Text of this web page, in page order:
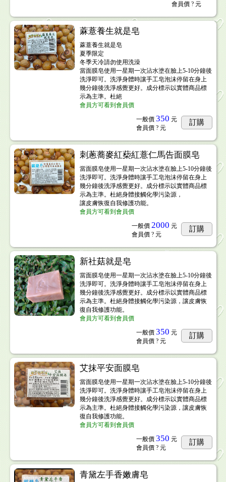
會員價? 元
蔴薏養生就是皂
蔴薏養生就是皂
夏季限定
冬季天冷請勿使用洗澡
當面膜皂使用一星期一次沾水塗在臉上5-10分鐘後
洗淨即可。洗淨身體時讓手工皂泡沫停留在身上
幾分鐘後洗淨感覺更好。成分標示以實體商品標
示為主準。杜絕
會員方可看到會員價
一般價 350 元
會員價? 元
訂購
刺蔥蕎麥紅蔾紅薏仁馬告面膜皂
當面膜皂使用一星期一次沾水塗在臉上5-10分鐘後
洗淨即可。洗淨身體時讓手工皂泡沫停留在身上
幾分鐘後洗淨感覺更好。成分標示以實體商品標
示為主準。杜絕身體接觸化學污染源，
讓皮膚恢復自我修護功能。
會員方可看到會員價
一般價 2000 元
會員價? 元
訂購
新社菇就是皂
當面膜皂使用一星期一次沾水塗在臉上5-10分鐘後
洗淨即可。洗淨身體時讓手工皂泡沫停留在身上
幾分鐘後洗淨感覺更好。成分標示以實體商品標
示為主準。杜絕身體接觸化學污染源，讓皮膚恢
復自我修護功能。
會員方可看到會員價
一般價 350 元
會員價? 元
訂購
艾抹平安面膜皂
當面膜皂使用一星期一次沾水塗在臉上5-10分鐘後
洗淨即可。洗淨身體時讓手工皂泡沫停留在身上
幾分鐘後洗淨感覺更好。成分標示以實體商品標
示為主準。杜絕身體接觸化學污染源，讓皮膚恢
復自我修護功能。
會員方可看到會員價
一般價 350 元
會員價? 元
訂購
青黛左手香嫩膚皂